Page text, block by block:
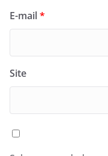
E-mail*
Site